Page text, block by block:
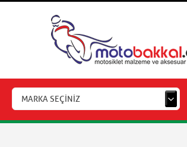
MARKA SEÇİNİZ